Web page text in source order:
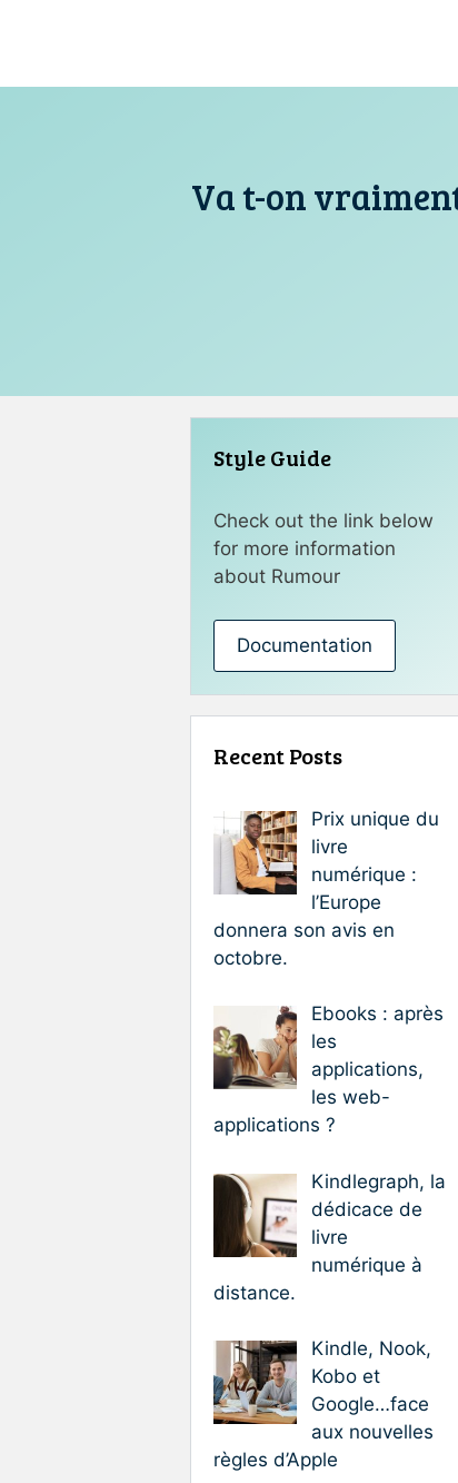
Va t-on
Style Guide
Check out the link below
for more information
about Rumour
Documentation
Recent Posts
Prix unique du
livre
numérique :
l’Europe
donnera son avis en
octobre.
Ebooks : après
les
applications,
les web-
applications ?
Kindlegraph, la
dédicace de
livre
numérique à
distance.
Kindle, Nook,
Kobo et
Google…face
aux nouvelles
règles d’Apple